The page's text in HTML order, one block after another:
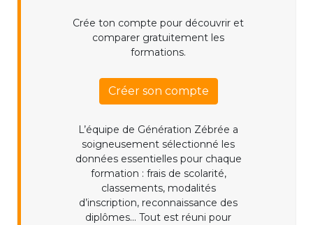
Crée ton compte pour découvrir et
comparer gratuitement les
formations.
Créer son compte
L’équipe de Génération Zébrée a
soigneusement sélectionné les
données essentielles pour chaque
formation : frais de scolarité,
classements, modalités
d’inscription, reconnaissance des
diplômes... Tout est réuni pour